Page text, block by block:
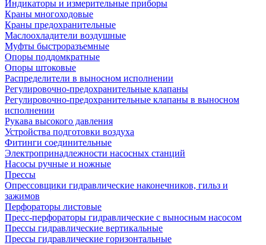
Индикаторы и измерительные приборы
Краны многоходовые
Краны предохранительные
Маслоохладители воздушные
Муфты быстроразъемные
Опоры поддомкратные
Опоры штоковые
Распределители в выносном исполнении
Регулировочно-предохранительные клапаны
Регулировочно-предохранительные клапаны в выносном
исполнении
Рукава высокого давления
Устройства подготовки воздуха
Фитинги соединительные
Электропринадлежности насосных станций
Насосы ручные и ножные
Прессы
Опрессовщики гидравлические наконечников, гильз и
зажимов
Перфораторы листовые
Пресс-перфораторы гидравлические с выносным насосом
Прессы гидравлические вертикальные
Прессы гидравлические горизонтальные